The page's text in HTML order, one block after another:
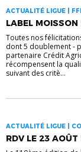
ACTUALITÉ LIGUE |
LABEL MOISSON
Toutes nos
dont 5 doublement -
partenaire Crédit
récompensent la
suivant des critè...
ACTUALITÉ LIGUE |
RDV LE 23 AOÛT